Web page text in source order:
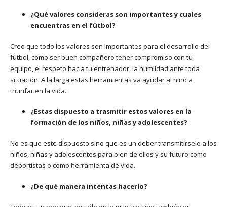
¿Qué valores consideras son importantes y cuales
encuentras en el fútbol?
Creo que todo los valores son importantes para el desarrollo del
fútbol, como ser buen compañero tener compromiso con tu
equipo, el respeto hacia tu entrenador, la humildad ante toda
situación. A la larga estas herramientas va ayudar al niño a
triunfar en la vida.
¿Estas dispuesto a trasmitir estos valores en la
formación de los niños, niñas y adolescentes?
No es que este dispuesto sino que es un deber transmitírselo a los
niños, niñas y adolescentes para bien de ellos y su futuro como
deportistas o como herramienta de vida.
¿De qué manera intentas hacerlo?